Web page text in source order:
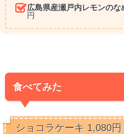
広島県産瀬戸内レモンの
円
食べてみた
ショコラケーキ 1,080円